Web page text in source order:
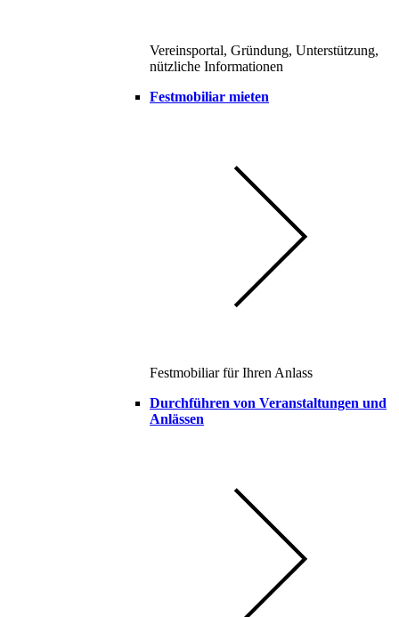
Vereinsportal, Gründung, Unterstützung,
nützliche Informationen
Festmobiliar mieten
Festmobiliar für Ihren Anlass
Durchführen von Veranstaltungen und
Anlässen